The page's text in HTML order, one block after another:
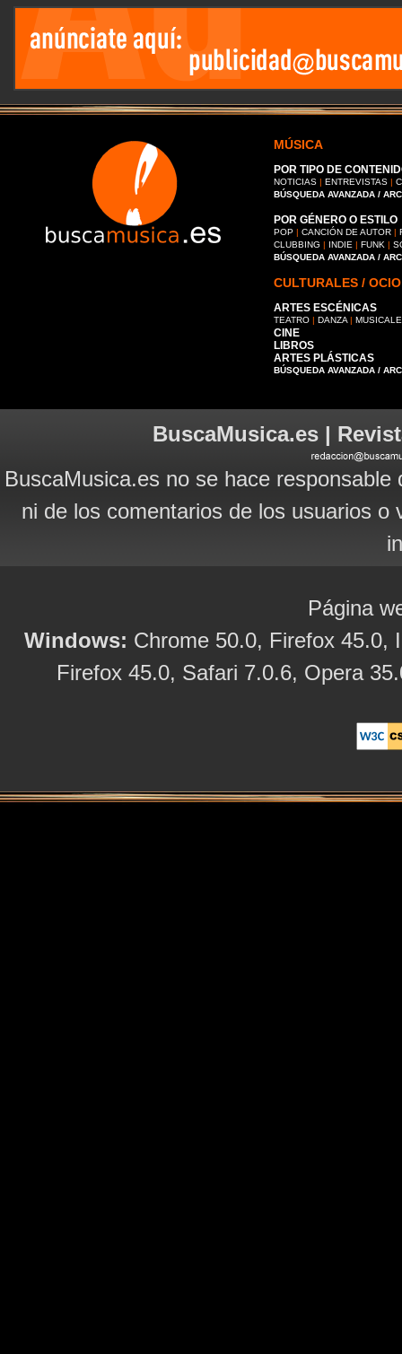
MÚSICA
POR TIPO DE
NOTICIAS | ENTREVISTAS |
BÚSQUEDA AVANZADA /
POR GÉNERO O ESTILO
POP | CANCIÓN DE AUTOR |
CLUBBING | INDIE | FUNK |
BÚSQUEDA AVANZADA /
CULTURALES / OCIO
ARTES ESCÉNICAS
TEATRO | DANZA |
CINE
LIBROS
ARTES PLÁSTICAS
BÚSQUEDA AVANZADA /
BuscaMusica.es |
BuscaMusica.es no se hace
ni de los comentarios de los usuarios
Página
Windows: Chrome 50.0, Firefox 45.0,
Firefox 45.0, Safari 7.0.6, Opera